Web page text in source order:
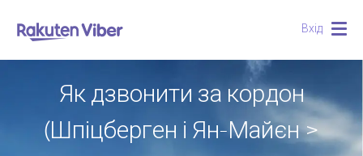
Вхід
Як дзвонити за кордон
(Шпіцберген і Ян-Майєн >